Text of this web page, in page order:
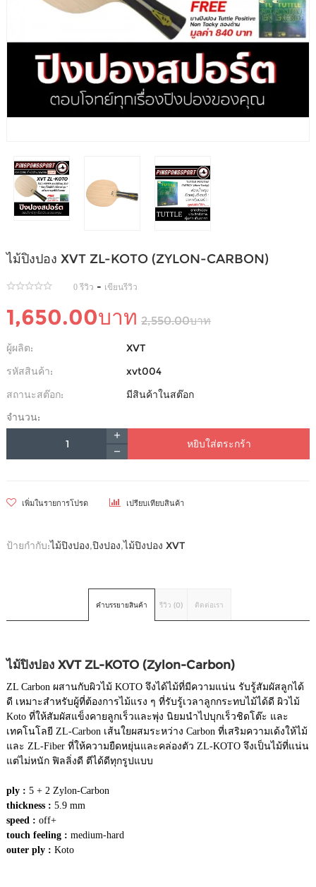
ไม้ปิงปอง XVT ZL-KOTO (ZYLON-CARBON)
0 รีวิว - เขียนรีวิว
1,650.00บาท 2,550.00บาท
ผู้ผลิต:
XVT
รหัสสินค้า:
xvt004
สถานะสต๊อก:
มีสินค้าในสต๊อก
จำนวน:
หยิบใส่ตระกร้า
เพิ่มในรายการโปรด เปรียบเทียบสินค้า
ป้ายกำกับ:ไม้ปิงปอง,ปิงปอง,ไม้ปิงปอง XVT
คำบรรยายสินค้า รีวิว (0) ติดต่อเรา
ไม้ปิงปอง XVT ZL-KOTO (Zylon-Carbon)
ZL Carbon ผสานกับผิวไม้ KOTO จึงได้ไม้ที่มีความแน่น รับรู้สัมผัสลูกได้
ดี เหมาะสำหรับผู้ที่ต้องการไม้แรง ๆ ที่รับรู้เวลาลูกกระทบไม้ได้ดี ผิวไม้
Koto ที่ให้สัมผัสแข็งคายลูกเร็วและพุ่ง นิยมนำไปบุกเร็วชิดโต๊ะ และ
เทคโนโลยี ZL-Carbon เส้นใยผสมระหว่าง Carbon ที่เสริมความเด้งให้ไม้
และ ZL-Fiber ที่ให้ความยืดหยุ่นและคล่องตัว ZL-KOTO จึงเป็นไม้ที่แน่น
แต่ไม่หนัก ฟิลลิ่งดี ตีได้ดีทุกรูปแบบ
ply : 5 + 2 Zylon-Carbon
thickness : 5.9 mm
speed : off+
touch feeling : medium-hard
outer ply : Koto